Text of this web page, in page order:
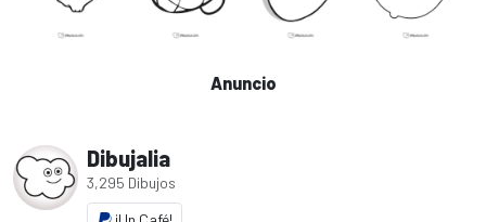
Anuncio
Dibujalia
3,295 Dibujos